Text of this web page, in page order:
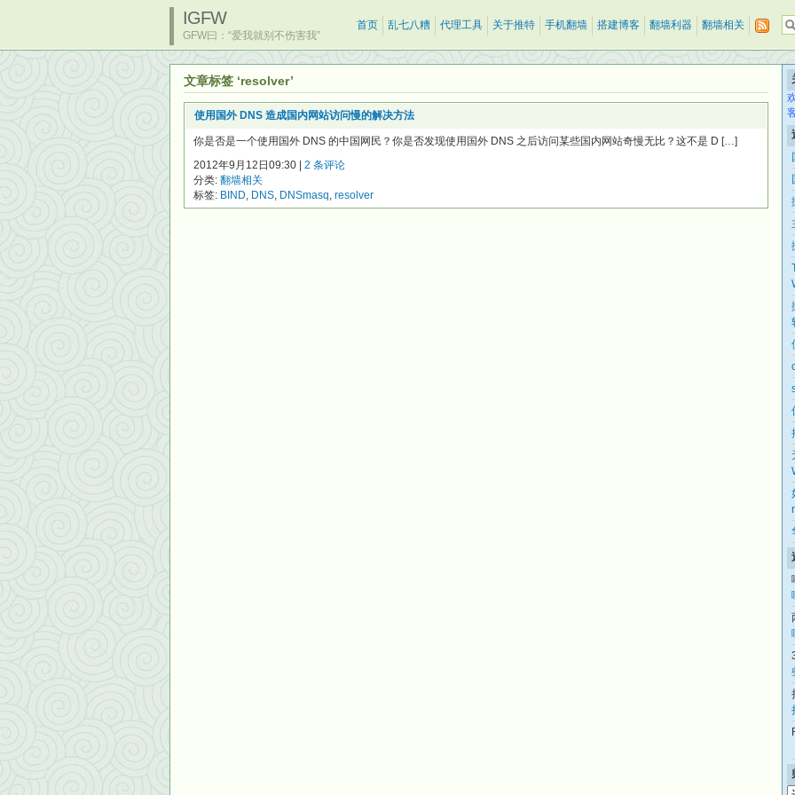
IGFW
GFW曰：“爱我就别不伤害我”
首页 乱七八糟 代理工具 关于推特 手机翻墙 搭建博客 翻墙利器 翻墙相关
文章标签 ‘resolver’
使用国外 DNS 造成国内网站访问慢的解决方法
你是否是一个使用国外 DNS 的中国网民？你是否发现使用国外 DNS 之后访问某些国内网站奇慢无比？这不是 D […]
2012年9月12日09:30 | 2 条评论
分类: 翻墙相关
标签: BIND, DNS, DNSmasq, resolver